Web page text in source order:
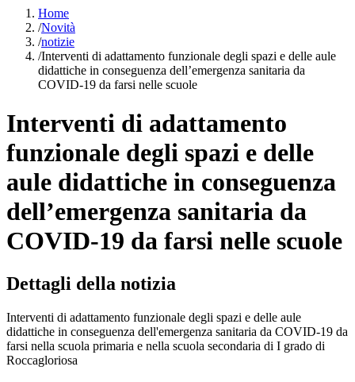
Home
/Novità
/notizie
/Interventi di adattamento funzionale degli spazi e delle aule
didattiche in conseguenza dell’emergenza sanitaria da
COVID-19 da farsi nelle scuole
Interventi di adattamento
funzionale degli spazi e delle
aule didattiche in conseguenza
dell’emergenza sanitaria da
COVID-19 da farsi nelle scuole
Dettagli della notizia
Interventi di adattamento funzionale degli spazi e delle aule
didattiche in conseguenza dell'emergenza sanitaria da COVID-19 da
farsi nella scuola primaria e nella scuola secondaria di I grado di
Roccagloriosa